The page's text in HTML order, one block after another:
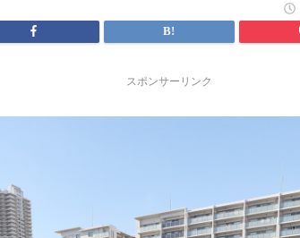
スポンサーリンク